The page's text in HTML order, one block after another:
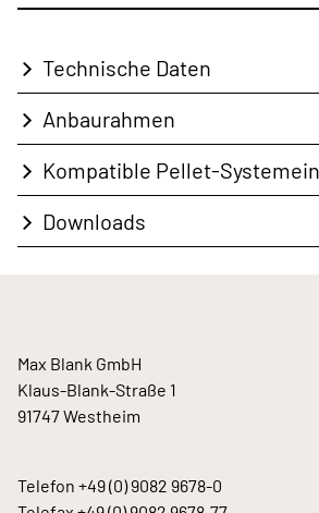
Technische Daten
Anbaurahmen
Kompatible Pellet-
Downloads
Max Blank GmbH
Klaus-Blank-Straße 1
91747 Westheim
Telefon +49 (0) 9082 9678-0